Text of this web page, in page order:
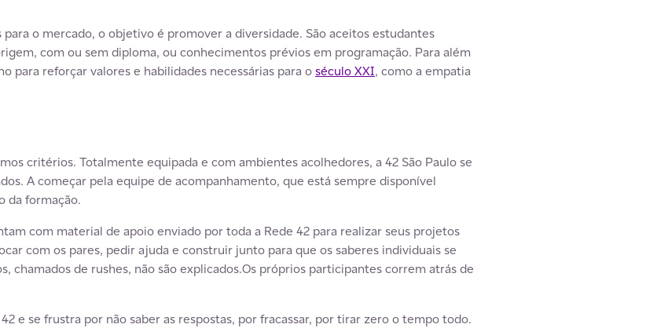
o mercado, o objetivo é promover a diversidade. São aceitos estudantes
com ou sem diploma, ou conhecimentos prévios em programação. Para além
para reforçar valores e habilidades necessárias para oséculo XXI, como a empatia
critérios. Totalmente equipada e com ambientes acolhedores, a 42 São Paulo se
A começar pela equipe de acompanhamento, que está sempre disponível
da formação.
com material de apoio enviado por toda a Rede 42 para realizar seus projetos
com os pares, pedir ajuda e construir junto para que os saberes individuais se
chamados de rushes, não são explicados.Os próprios participantes correm atrás de
e se frustra por não saber as respostas, por fracassar, por tirar zero o tempo todo.